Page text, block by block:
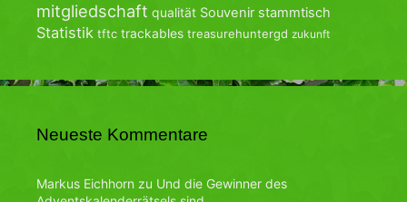
mitgliedschaft qualität Souvenir stammtisch
Statistik tftc trackables treasurehuntergd zukunft
Neueste Kommentare
Markus Eichhorn zu Und die Gewinner des